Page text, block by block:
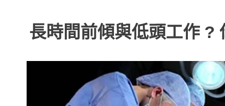
長時間前傾與低頭工作 ?